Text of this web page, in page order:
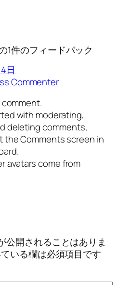
1件のフィードバック
日
Commenter
comment.
with moderating,
deleting comments,
the Comments screen in
avatars come from
公開されることはありま
いる欄は必須項目です